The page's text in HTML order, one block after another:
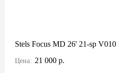
Stels Focus MD 26' 21-sp V010
Цена: 21 000 р.